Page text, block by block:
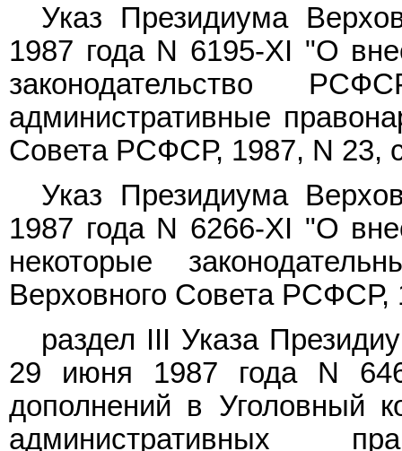
Указ Президиума
1987 года N 6195-XI "О
законодательство
административные
Совета РСФСР, 1987, N 23,
Указ Президиума
1987 года N 6266-XI "О
некоторые
Верховного Совета РСФСР,
раздел III Указа
29 июня 1987 года N
дополнений в Уголовный
административных